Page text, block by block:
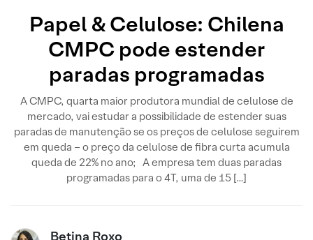
Papel & Celulose: Chilena
CMPC pode estender
paradas programadas
A CMPC, quarta maior produtora mundial de celulose de
mercado, vai estudar a possibilidade de estender suas
paradas de manutenção se os preços de celulose seguirem
em queda – o preço da celulose de fibra curta acumula
queda de 22% no ano; A empresa tem duas paradas
programadas para o 4T, uma de 15 […]
Betina Roxo